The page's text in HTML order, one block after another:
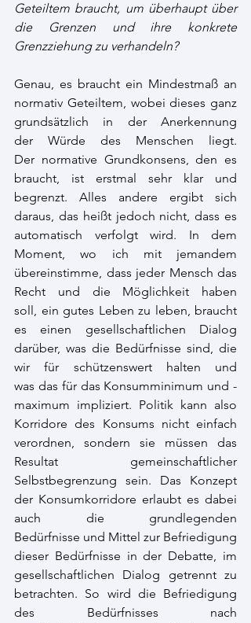
Geteiltem braucht, um überhaupt über
die Grenzen und ihre konkrete
Grenzziehung zu verhandeln?
Genau, es braucht ein Mindestmaß an
normativ Geteiltem, wobei dieses ganz
grundsätzlich in der Anerkennung
der Würde des Menschen liegt.
Der normative Grundkonsens, den es
braucht, ist erstmal sehr klar und
begrenzt. Alles andere ergibt sich
daraus, das heißt jedoch nicht, dass es
automatisch verfolgt wird. In dem
Moment, wo ich mit jemandem
übereinstimme, dass jeder Mensch das
Recht und die Möglichkeit haben
soll, ein gutes Leben zu leben, braucht
es einen gesellschaftlichen Dialog
darüber, was die Bedürfnisse sind, die
wir für schützenswert halten und
was das für das Konsumminimum und -
maximum impliziert. Politik kann also
Korridore des Konsums nicht einfach
verordnen, sondern sie müssen das
Resultat gemeinschaftlicher
Selbstbegrenzung sein. Das Konzept
der Konsumkorridore erlaubt es dabei
auch die grundlegenden
Bedürfnisse und Mittel zur Befriedigung
dieser Bedürfnisse in der Debatte, im
gesellschaftlichen Dialog getrennt zu
betrachten. So wird die Befriedigung
des Bedürfnisses nach